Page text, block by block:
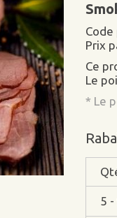
Prix
Ce
Le
* Le
5 -